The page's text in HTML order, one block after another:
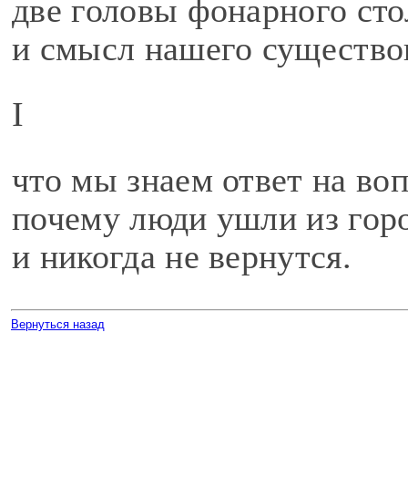
две головы фонарного
и смысл нашего
I
что мы знаем ответ на
почему люди ушли из
и никогда не вернутся.
Вернуться назад